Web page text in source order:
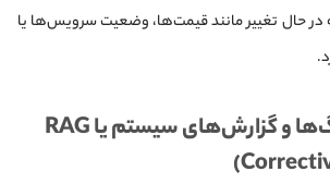
حال تغییر مانند قیمت‌ها، وضعیت سرویس‌ها یا
RAG مبتنی بر لاگ‌ها و گزارش‌های سیستم یا RAG